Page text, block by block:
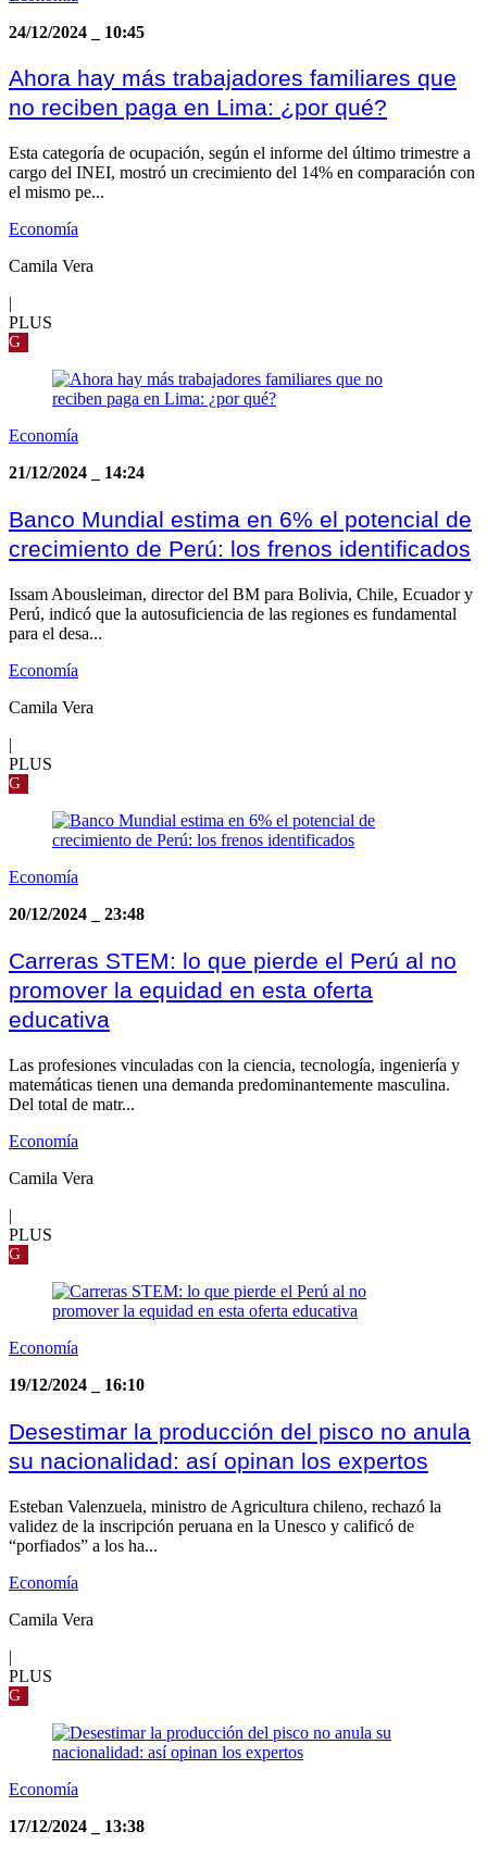
24/12/2024
10:45
Ahora hay más trabajadores familiares que
no reciben paga en Lima: ¿por qué?
Esta categoría de ocupación, según el informe del último trimestre a
cargo del INEI, mostró un crecimiento del 14% en comparación con
el mismo pe...
Economía
Camila Vera
|
PLUS
G
Economía
21/12/2024
14:24
Banco Mundial estima en 6% el potencial de
crecimiento de Perú: los frenos identificados
Issam Abousleiman, director del BM para Bolivia, Chile, Ecuador y
Perú, indicó que la autosuficiencia de las regiones es fundamental
para el desa...
Economía
Camila Vera
|
PLUS
G
Economía
20/12/2024
23:48
Carreras STEM: lo que pierde el Perú al no
promover la equidad en esta oferta
educativa
Las profesiones vinculadas con la ciencia, tecnología, ingeniería y
matemáticas tienen una demanda predominantemente masculina.
Del total de matr...
Economía
Camila Vera
|
PLUS
G
Economía
19/12/2024
16:10
Desestimar la producción del pisco no anula
su nacionalidad: así opinan los expertos
Esteban Valenzuela, ministro de Agricultura chileno, rechazó la
validez de la inscripción peruana en la Unesco y calificó de
“porfiados” a los ha...
Economía
Camila Vera
|
PLUS
G
Economía
17/12/2024
13:38